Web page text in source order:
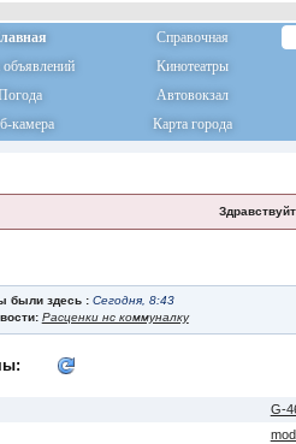
Справочная
объявлений
Кинотеатры
Автовокзал
камера
Карта города
были здесь : Сегодня, 8:43
Расценки нс коммуналку
G-